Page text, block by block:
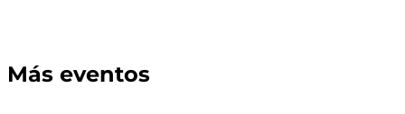
Más eventos